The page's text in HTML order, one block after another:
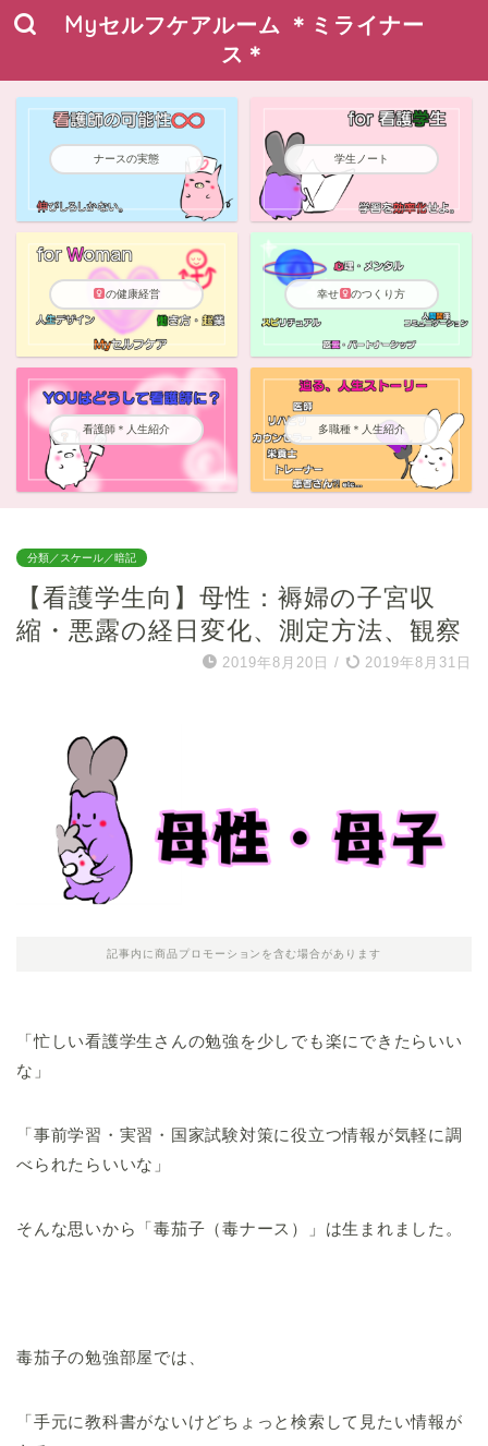
Myセルフケアルーム ＊ミライナー
ス＊
ナースの実態 学生ノート
の健康経営 幸せ のつくり方
看護師＊人生紹介 多職種＊人生紹介
分類／スケール／暗記
【看護学生向】母性：褥婦の子宮収
縮・悪露の経日変化、測定方法、観察
2019年8月20日 / 2019年8月31日
記事内に商品プロモーションを含む場合があります
「忙しい看護学生さんの勉強を少しでも楽にできたらいい
な」
「事前学習・実習・国家試験対策に役立つ情報が気軽に調
べられたらいいな」
そんな思いから「毒茄子（毒ナース）」は生まれました。
毒茄子の勉強部屋では、
「手元に教科書がないけどちょっと検索して見たい情報が